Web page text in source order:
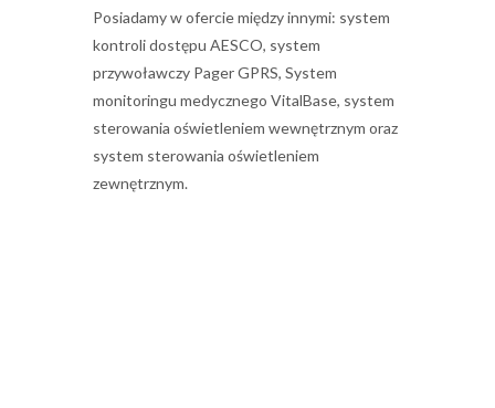
Posiadamy w ofercie między innymi: system
kontroli dostępu AESCO, system
przywoławczy Pager GPRS, System
monitoringu medycznego VitalBase, system
sterowania oświetleniem wewnętrznym oraz
system sterowania oświetleniem
zewnętrznym.